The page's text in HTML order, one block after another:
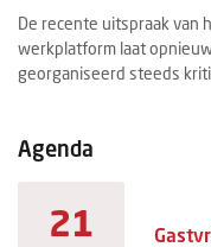
De recente uitspraak van
werkplatform laat
georganiseerd steeds
Agenda
21